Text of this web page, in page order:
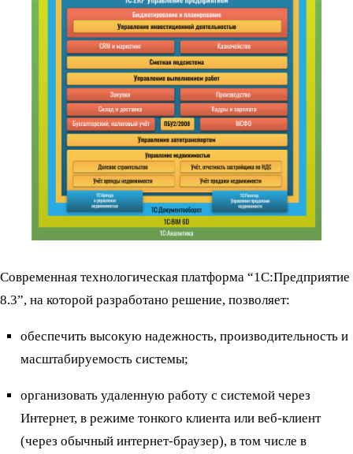
Современная технологическая платформа “1С:Предприятие
8.3”, на которой разработано решение, позволяет:
обеспечить высокую надежность, производительность и
масштабируемость системы;
организовать удаленную работу с системой через
Интернет, в режиме тонкого клиента или веб-клиент
(через обычный интернет-браузер), в том числе в